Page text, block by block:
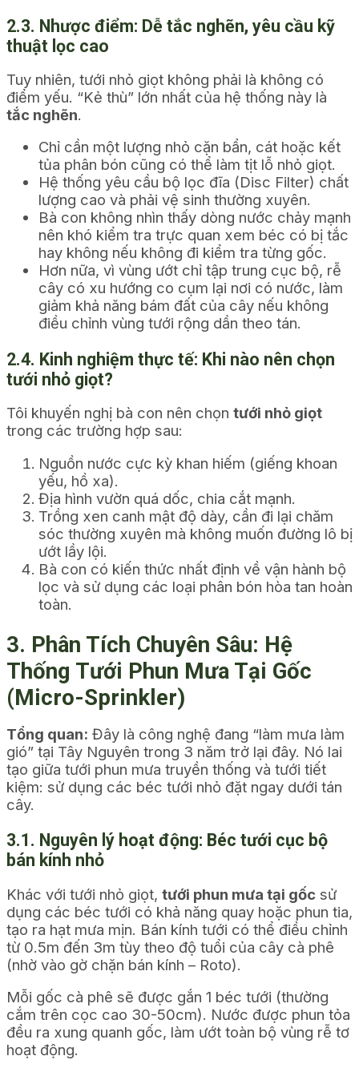
2.3. Nhược điểm: Dễ tắc nghẽn, yêu cầu kỹ
thuật lọc cao
Tuy nhiên, tưới nhỏ giọt không phải là không có
điểm yếu. “Kẻ thù” lớn nhất của hệ thống này là
tắc nghẽn.
Chỉ cần một lượng nhỏ cặn bẩn, cát hoặc kết
tủa phân bón cũng có thể làm tịt lỗ nhỏ giọt.
Hệ thống yêu cầu bộ lọc đĩa (Disc Filter) chất
lượng cao và phải vệ sinh thường xuyên.
Bà con không nhìn thấy dòng nước chảy mạnh
nên khó kiểm tra trực quan xem béc có bị tắc
hay không nếu không đi kiểm tra từng gốc.
Hơn nữa, vì vùng ướt chỉ tập trung cục bộ, rễ
cây có xu hướng co cụm lại nơi có nước, làm
giảm khả năng bám đất của cây nếu không
điều chỉnh vùng tưới rộng dần theo tán.
2.4. Kinh nghiệm thực tế: Khi nào nên chọn
tưới nhỏ giọt?
Tôi khuyến nghị bà con nên chọn tưới nhỏ giọt
trong các trường hợp sau:
Nguồn nước cực kỳ khan hiếm (giếng khoan
yếu, hồ xa).
Địa hình vườn quá dốc, chia cắt mạnh.
Trồng xen canh mật độ dày, cần đi lại chăm
sóc thường xuyên mà không muốn đường lô bị
ướt lầy lội.
Bà con có kiến thức nhất định về vận hành bộ
lọc và sử dụng các loại phân bón hòa tan hoàn
toàn.
3. Phân Tích Chuyên Sâu: Hệ
Thống Tưới Phun Mưa Tại Gốc
(Micro-Sprinkler)
Tổng quan: Đây là công nghệ đang “làm mưa làm
gió” tại Tây Nguyên trong 3 năm trở lại đây. Nó lai
tạo giữa tưới phun mưa truyền thống và tưới tiết
kiệm: sử dụng các béc tưới nhỏ đặt ngay dưới tán
cây.
3.1. Nguyên lý hoạt động: Béc tưới cục bộ
bán kính nhỏ
Khác với tưới nhỏ giọt, tưới phun mưa tại gốc sử
dụng các béc tưới có khả năng quay hoặc phun tia,
tạo ra hạt mưa mịn. Bán kính tưới có thể điều chỉnh
từ 0.5m đến 3m tùy theo độ tuổi của cây cà phê
(nhờ vào gờ chặn bán kính – Roto).
Mỗi gốc cà phê sẽ được gắn 1 béc tưới (thường
cắm trên cọc cao 30-50cm). Nước được phun tỏa
đều ra xung quanh gốc, làm ướt toàn bộ vùng rễ tơ
hoạt động.